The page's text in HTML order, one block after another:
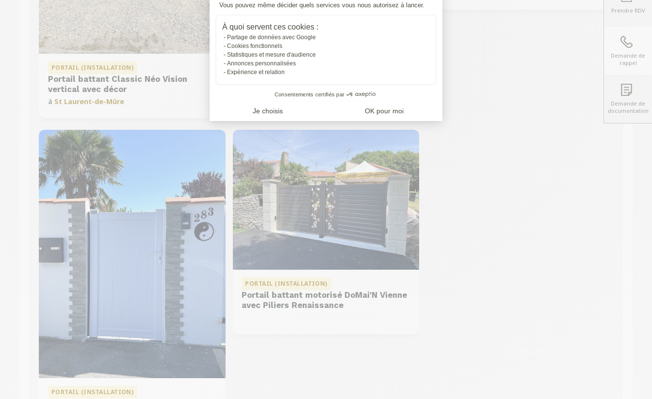
Vous pouvez même décider quels services vous nous autorisez à lancer.
À quoi servent ces cookies :
Partage de données avec Google
Cookies fonctionnels
Statistiques et mesure d'audience
Annonces personnalisées
Expérience et relation
Consentements certifiés par
Je choisis OK pour moi
Axeptio consent
PORTAIL (INSTALLATION)
Portail battant Classic Néo Vision
vertical avec décor
à St Laurent-de-Mûre
PORTAIL (INSTALLATION)
PORTAIL (INSTALLATION)
Portail battant motorisé DoMai'N Vienne
avec Piliers Renaissance
Prendre RDV
Demande de
rappel
Demande de
documentation